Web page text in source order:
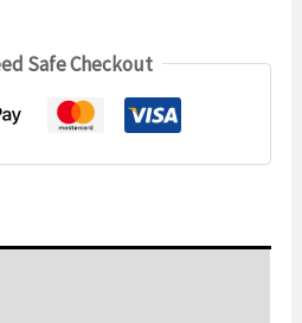
Safe Checkout